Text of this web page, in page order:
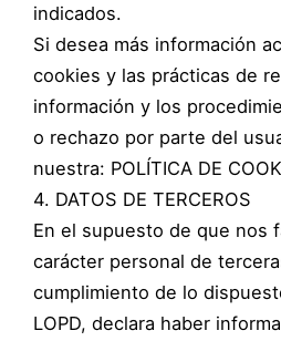
indicados.
Si desea más información
cookies y las prácticas de
información y los
o rechazo por parte del
nuestra: POLÍTICA DE
4. DATOS DE TERCEROS
En el supuesto de que nos
carácter personal de
cumplimiento de lo
LOPD, declara haber